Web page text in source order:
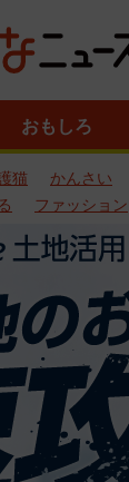
おもしろ
猫 かんさい
ファッション